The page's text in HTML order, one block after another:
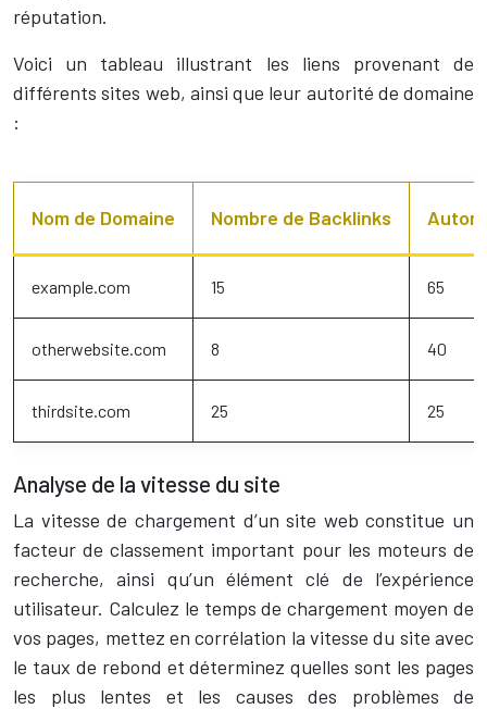
réputation.
Voici un tableau illustrant les liens provenant de
différents sites web, ainsi que leur autorité de domaine
:
Nom de Domaine Nombre de Backlinks
example.com 15 65
otherwebsite.com 8 40
thirdsite.com 25 25
Analyse de la vitesse du site
La vitesse de chargement d’un site web constitue un
facteur de classement important pour les moteurs de
recherche, ainsi qu’un élément clé de l’expérience
utilisateur. Calculez le temps de chargement moyen de
vos pages, mettez en corrélation la vitesse du site avec
le taux de rebond et déterminez quelles sont les pages
les plus lentes et les causes des problèmes de